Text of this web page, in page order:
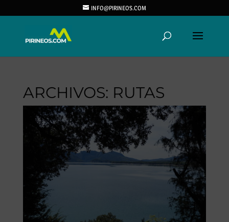
INFO@PIRINEOS.COM
ARCHIVOS: RUTAS